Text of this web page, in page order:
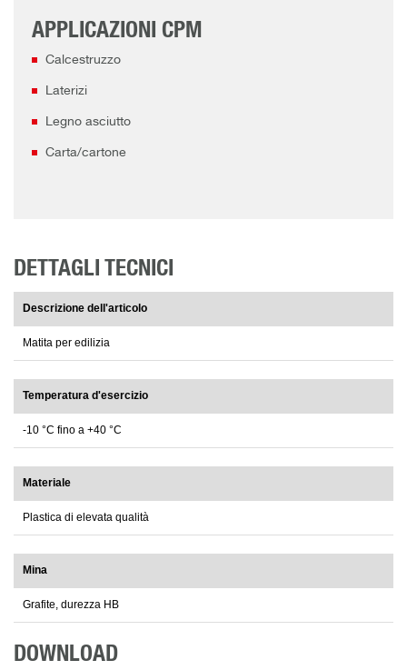
APPLICAZIONI CPM
Calcestruzzo
Laterizi
Legno asciutto
Carta/cartone
DETTAGLI TECNICI
Descrizione dell'articolo
Matita per edilizia
Temperatura d'esercizio
-10 °C fino a +40 °C
Materiale
Plastica di elevata qualità
Mina
Grafite, durezza HB
DOWNLOAD